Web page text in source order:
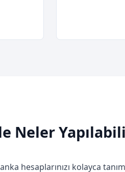
Neler
hesaplarınızı kolayca